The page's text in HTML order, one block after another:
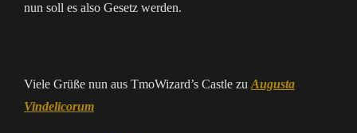
nun soll es also Gesetz werden.
Viele Grüße nun aus TmoWizard’s Castle zu Augusta
Vindelicorum